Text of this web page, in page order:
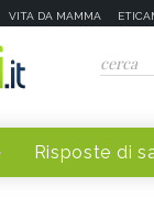
VITA DA MAMMA
Risposte di